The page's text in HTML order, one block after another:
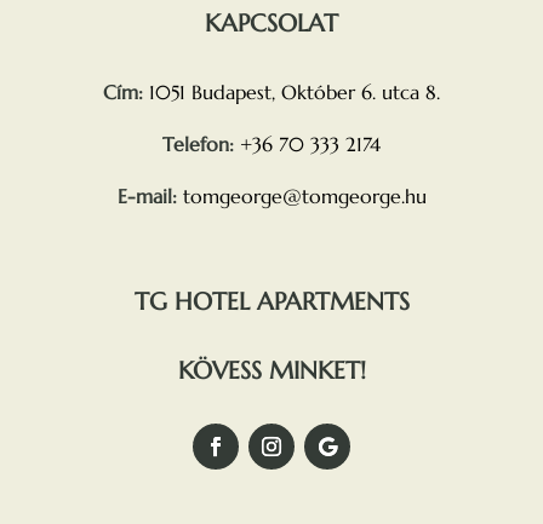
KAPCSOLAT
Cím: 1051 Budapest, Október 6. utca 8.
Telefon: +36 70 333 2174
E-mail: tomgeorge@tomgeorge.hu
TG HOTEL APARTMENTS
KÖVESS MINKET!